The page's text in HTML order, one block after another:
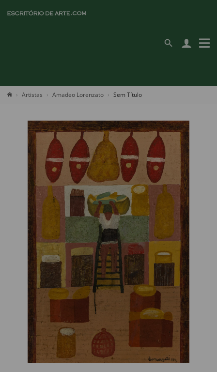
Artistas Amadeo Lorenzato Sem Título